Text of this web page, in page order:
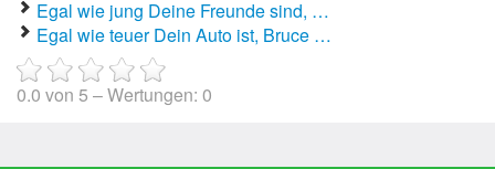
Bierwitze
Bill Clinton Witze
Egal wie jung Deine Freunde sind, …
Egal wie teuer Dein Auto ist, Bruce …
0.0 von 5 – Wertungen: 0